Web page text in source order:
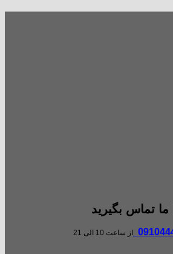
ما تماس بگیرید
از ساعت 10 الی 21